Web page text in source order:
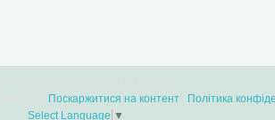
Поскаржитися на контент
Політика
Select Language ▼